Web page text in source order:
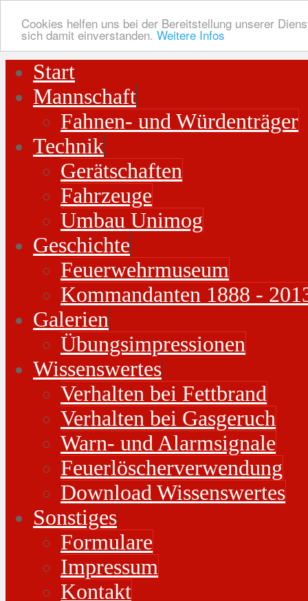
Cookies helfen uns bei der Bereitstellung unserer
sich damit einverstanden. Weitere Infos
Start
Mannschaft
Fahnen- und Würdenträger
Technik
Gerätschaften
Fahrzeuge
Umbau Unimog
Geschichte
Feuerwehrmuseum
Kommandanten 1888 -
Galerien
Übungsimpressionen
Wissenswertes
Verhalten bei Fettbrand
Verhalten bei Gasgeruch
Warn- und Alarmsignale
Feuerlöscherverwendung
Download Wissenswertes
Sonstiges
Formulare
Impressum
Kontakt